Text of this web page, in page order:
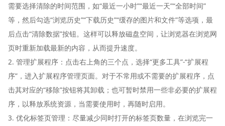
需要选择清除的时间范围，如“最近一小时”“最近一天”“全部时间”
等，然后勾选“浏览历史”“下载历史”“缓存的图片和文件”等选项，最
后点击“清除数据”按钮。这样可以释放磁盘空间，让浏览器在浏览网
页时重新加载最新的内容，从而提升速度。
2. 管理扩展程序：点击右上角的三个点，选择“更多工具”-“扩展程
序”，进入扩展程序管理页面。对于不常用或不需要的扩展程序，点
击其对应的“移除”按钮将其卸载；也可暂时禁用一些非必要的扩展程
序，以释放系统资源，当需要使用时，再随时启用。
3. 优化标签页管理：尽量减少同时打开的标签页数量，在浏览完一